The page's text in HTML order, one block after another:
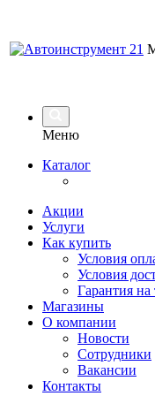
Меню
Каталог
Акции
Услуги
Как купить
Условия
Условия
Гарантия на
Магазины
О компании
Новости
Сотрудники
Вакансии
Контакты